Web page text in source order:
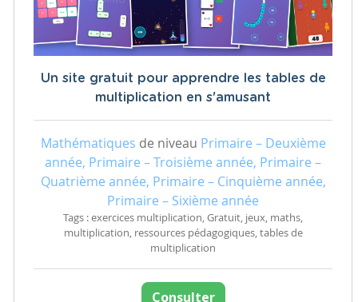
Un site gratuit pour apprendre les tables de
multiplication en s'amusant
Mathématiques de niveau Primaire – Deuxième
année, Primaire – Troisième année, Primaire –
Quatrième année, Primaire – Cinquième année,
Primaire – Sixième année
Tags : exercices multiplication, Gratuit, jeux, maths,
multiplication, ressources pédagogiques, tables de
multiplication
Consulter